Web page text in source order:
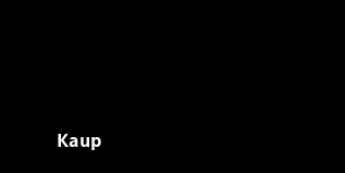
Kaup